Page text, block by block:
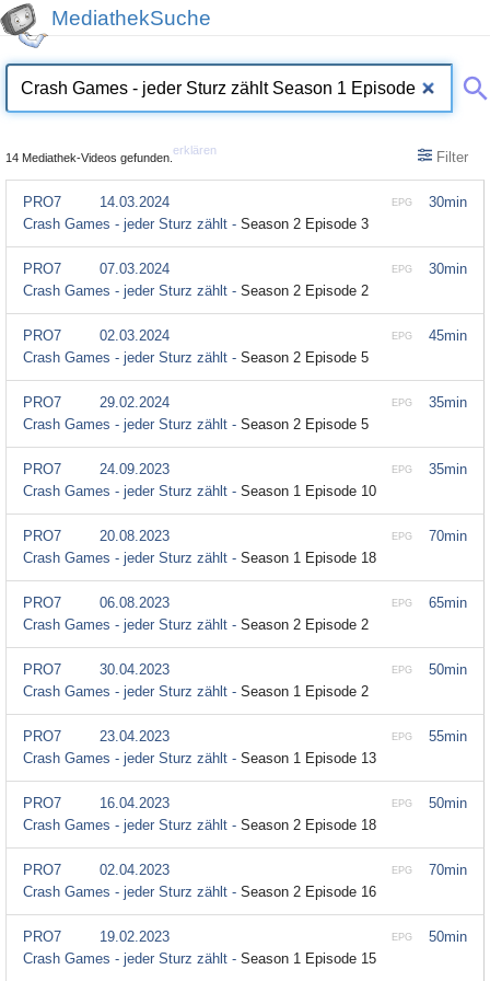
MediathekSuche
14 Mediathek-Videos gefunden.
erklären Filter
30min
EPG
PRO7
14.03.2024
Crash Games - jeder Sturz zählt - Season 2 Episode 3
30min
EPG
PRO7
07.03.2024
Crash Games - jeder Sturz zählt - Season 2 Episode 2
45min
EPG
PRO7
02.03.2024
Crash Games - jeder Sturz zählt - Season 2 Episode 5
35min
EPG
PRO7
29.02.2024
Crash Games - jeder Sturz zählt - Season 2 Episode 5
35min
EPG
PRO7
24.09.2023
Crash Games - jeder Sturz zählt - Season 1 Episode 10
70min
EPG
PRO7
20.08.2023
Crash Games - jeder Sturz zählt - Season 1 Episode 18
65min
EPG
PRO7
06.08.2023
Crash Games - jeder Sturz zählt - Season 2 Episode 2
50min
EPG
PRO7
30.04.2023
Crash Games - jeder Sturz zählt - Season 1 Episode 2
55min
EPG
PRO7
23.04.2023
Crash Games - jeder Sturz zählt - Season 1 Episode 13
50min
EPG
PRO7
16.04.2023
Crash Games - jeder Sturz zählt - Season 2 Episode 18
70min
EPG
PRO7
02.04.2023
Crash Games - jeder Sturz zählt - Season 2 Episode 16
50min
EPG
PRO7
19.02.2023
Crash Games - jeder Sturz zählt - Season 1 Episode 15